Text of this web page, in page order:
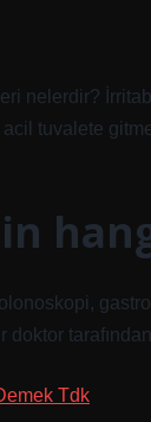
nelerdir?
tuvalete
Tdk